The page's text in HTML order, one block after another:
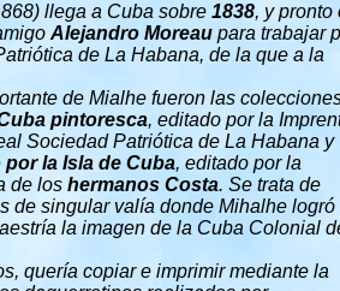
llega a Cuba sobre 1838, y pronto
Alejandro Moreau para trabajar
de La Habana, de la que a la
de Mialhe fueron las
pintoresca, editado por la
Sociedad Patriótica de La Habana y
la Isla de Cuba, editado por la
de los hermanos Costa. Se trata de
de singular valía donde Mihalhe logró
la imagen de la Cuba Colonial
quería copiar e imprimir mediante la